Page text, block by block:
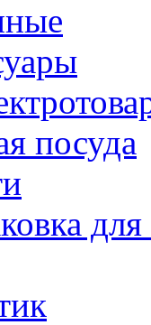
посуда